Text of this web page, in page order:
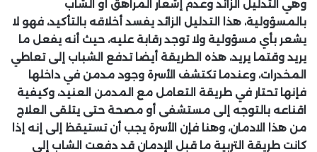
وهي التدليل الزائد وعدم إشعار المراهق أو الشاب
بالمسؤولية، هذا التدليل الزائد يفسد أخلاقه بالتأكيد، فهو لا
يشعر بأي مسؤولية ولا توجد رقابة عليه، حيث أنه يفعل ما
يريد وقتما يريد، هذه الطريقة أيضا تدفع الشباب إلى تعاطي
المخدرات، وعندما تكتشف الأسرة وجود مدمن في داخلها
فإنها تحتار في طريقة التعامل مع المدمن العنيد، وكيفية
اقناعه بالتوجه إلى مستشفى أو مصحة حتى يتلقى العلاج
من هذا الادمان، وهنا فإن الأسرة يجب أن تستيقظ إلى إنه إذا
كانت طريقة التربية ما قبل الإدمان قد دفعت الشاب إلى